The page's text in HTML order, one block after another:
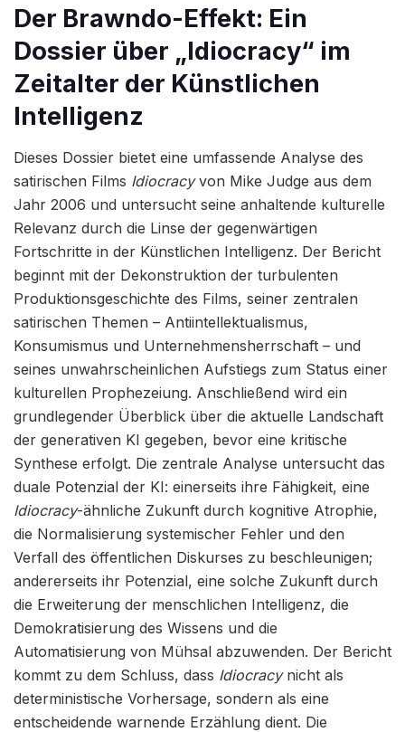
Der Brawndo-Effekt: Ein
Dossier über „Idiocracy“ im
Zeitalter der Künstlichen
Intelligenz
Dieses Dossier bietet eine umfassende Analyse des
satirischen Films Idiocracyvon Mike Judge aus dem
Jahr 2006 und untersucht seine anhaltende kulturelle
Relevanz durch die Linse der gegenwärtigen
Fortschritte in der Künstlichen Intelligenz. Der Bericht
beginnt mit der Dekonstruktion der turbulenten
Produktionsgeschichte des Films, seiner zentralen
satirischen Themen – Antiintellektualismus,
Konsumismus und Unternehmensherrschaft – und
seines unwahrscheinlichen Aufstiegs zum Status einer
kulturellen Prophezeiung. Anschließend wird ein
grundlegender Überblick über die aktuelle Landschaft
der generativen KI gegeben, bevor eine kritische
Synthese erfolgt. Die zentrale Analyse untersucht das
duale Potenzial der KI: einerseits ihre Fähigkeit, eine
Idiocracy-ähnliche Zukunft durch kognitive Atrophie,
die Normalisierung systemischer Fehler und den
Verfall des öffentlichen Diskurses zu beschleunigen;
andererseits ihr Potenzial, eine solche Zukunft durch
die Erweiterung der menschlichen Intelligenz, die
Demokratisierung des Wissens und die
Automatisierung von Mühsal abzuwenden. Der Bericht
kommt zu dem Schluss, dass Idiocracynicht als
deterministische Vorhersage, sondern als eine
entscheidende warnende Erzählung dient. Die